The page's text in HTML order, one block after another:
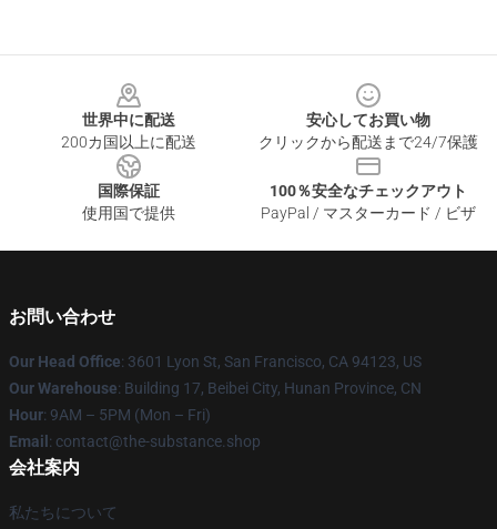
世界中に配送
200カ国以上に配送
安心してお買い物
クリックから配送まで24/7保護
国際保証
使用国で提供
100％安全なチェックアウト
PayPal / マスターカード / ビザ
お問い合わせ
Our Head Office: 3601 Lyon St, San Francisco, CA 94123, US
Our Warehouse: Building 17, Beibei City, Hunan Province, CN
Hour: 9AM – 5PM (Mon – Fri)
Email : contact@the-substance.shop
会社案内
私たちについて